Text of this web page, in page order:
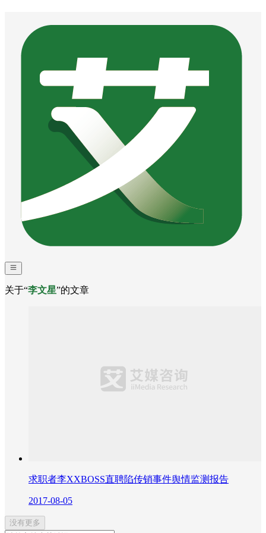
关于“李文星”的文章
求职者李XXBOSS直聘陷传销事件舆情监测报告
2017-08-05
没有更多